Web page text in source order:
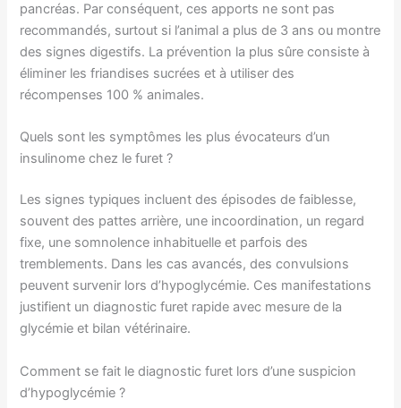
pancréas. Par conséquent, ces apports ne sont pas
recommandés, surtout si l’animal a plus de 3 ans ou montre
des signes digestifs. La prévention la plus sûre consiste à
éliminer les friandises sucrées et à utiliser des
récompenses 100 % animales.
Quels sont les symptômes les plus évocateurs d’un
insulinome chez le furet ?
Les signes typiques incluent des épisodes de faiblesse,
souvent des pattes arrière, une incoordination, un regard
fixe, une somnolence inhabituelle et parfois des
tremblements. Dans les cas avancés, des convulsions
peuvent survenir lors d’hypoglycémie. Ces manifestations
justifient un diagnostic furet rapide avec mesure de la
glycémie et bilan vétérinaire.
Comment se fait le diagnostic furet lors d’une suspicion
d’hypoglycémie ?